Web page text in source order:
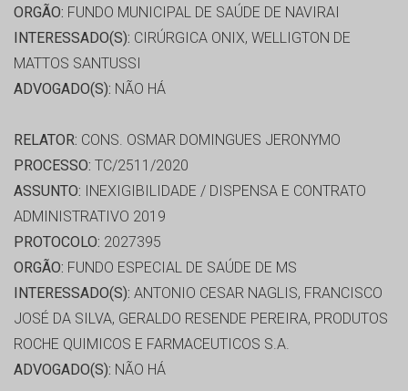
ORGÃO: FUNDO MUNICIPAL DE SAÚDE DE NAVIRAI
INTERESSADO(S): CIRÚRGICA ONIX, WELLIGTON DE
MATTOS SANTUSSI
ADVOGADO(S): NÃO HÁ
RELATOR: CONS. OSMAR DOMINGUES JERONYMO
PROCESSO: TC/2511/2020
ASSUNTO: INEXIGIBILIDADE / DISPENSA E CONTRATO
ADMINISTRATIVO 2019
PROTOCOLO: 2027395
ORGÃO: FUNDO ESPECIAL DE SAÚDE DE MS
INTERESSADO(S): ANTONIO CESAR NAGLIS, FRANCISCO
JOSÉ DA SILVA, GERALDO RESENDE PEREIRA, PRODUTOS
ROCHE QUIMICOS E FARMACEUTICOS S.A.
ADVOGADO(S): NÃO HÁ